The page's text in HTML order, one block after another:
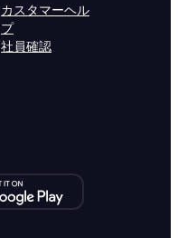
カスタマーヘル
プ
社員確認